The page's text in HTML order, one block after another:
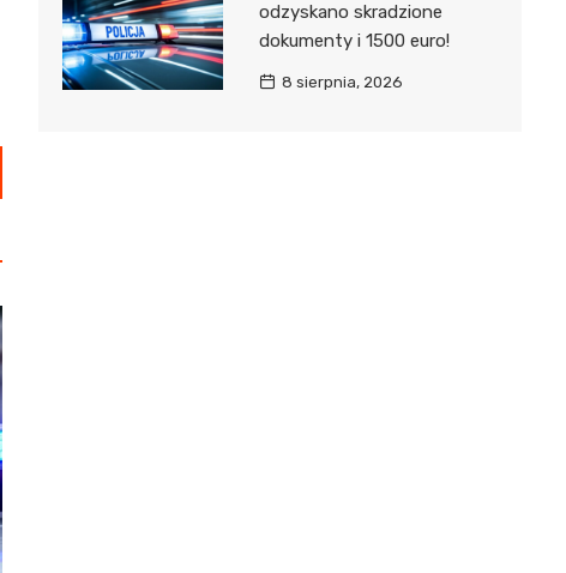
odzyskano skradzione
dokumenty i 1500 euro!
8 sierpnia, 2026